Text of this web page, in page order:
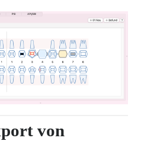
von